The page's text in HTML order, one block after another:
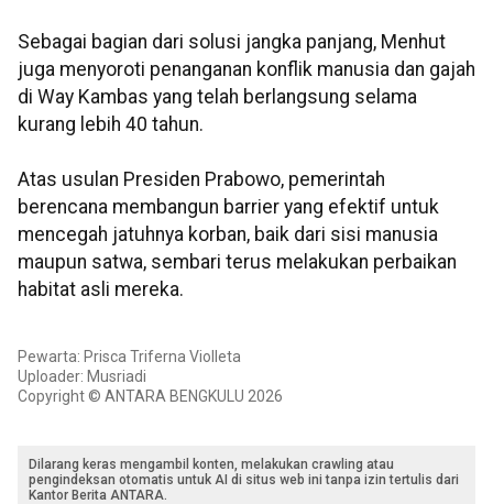
Sebagai bagian dari solusi jangka panjang, Menhut
juga menyoroti penanganan konflik manusia dan gajah
di Way Kambas yang telah berlangsung selama
kurang lebih 40 tahun.
Atas usulan Presiden Prabowo, pemerintah
berencana membangun barrier yang efektif untuk
mencegah jatuhnya korban, baik dari sisi manusia
maupun satwa, sembari terus melakukan perbaikan
habitat asli mereka.
Pewarta: Prisca Triferna Violleta
Uploader: Musriadi
Copyright © ANTARA BENGKULU 2026
Dilarang keras mengambil konten, melakukan crawling atau
pengindeksan otomatis untuk AI di situs web ini tanpa izin tertulis dari
Kantor Berita ANTARA.